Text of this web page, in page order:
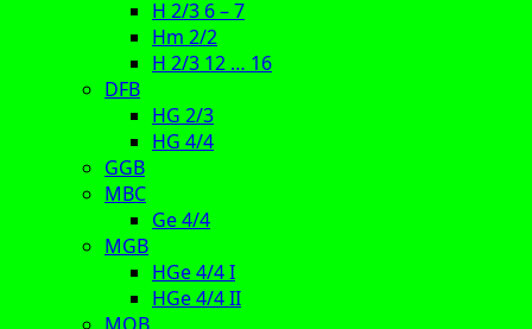
H 2/3 6 – 7
Hm 2/2
H 2/3 12 … 16
DFB
HG 2/3
HG 4/4
GGB
MBC
Ge 4/4
MGB
HGe 4/4 I
HGe 4/4 II